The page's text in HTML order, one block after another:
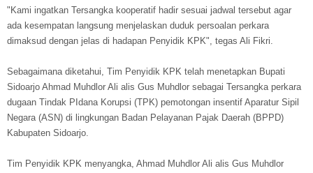
"Kami ingatkan Tersangka kooperatif hadir sesuai jadwal tersebut agar
ada kesempatan langsung menjelaskan duduk persoalan perkara
dimaksud dengan jelas di hadapan Penyidik KPK", tegas Ali Fikri.
Sebagaimana diketahui, Tim Penyidik KPK telah menetapkan Bupati
Sidoarjo Ahmad Muhdlor Ali alis Gus Muhdlor sebagai Tersangka perkara
dugaan Tindak PIdana Korupsi (TPK) pemotongan insentif Aparatur Sipil
Negara (ASN) di lingkungan Badan Pelayanan Pajak Daerah (BPPD)
Kabupaten Sidoarjo.
Tim Penyidik KPK menyangka, Ahmad Muhdlor Ali alis Gus Muhdlor